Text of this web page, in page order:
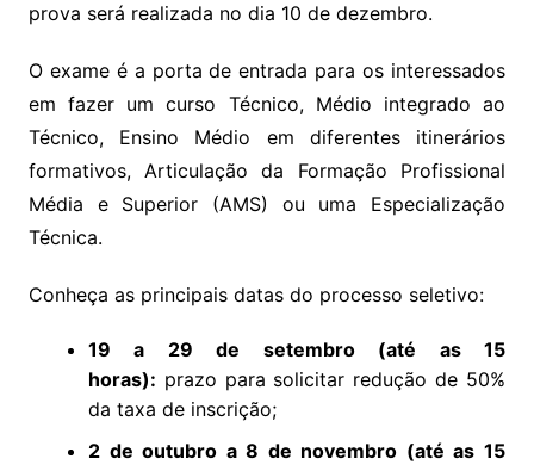
prova será realizada no dia 10 de dezembro.
O exame é a porta de entrada para os interessados
em fazer um curso Técnico, Médio integrado ao
Técnico, Ensino Médio em diferentes itinerários
formativos, Articulação da Formação Profissional
Média e Superior (AMS) ou uma Especialização
Técnica.
Conheça as principais datas do processo seletivo:
19 a 29 de setembro (até as 15
horas): prazo para solicitar redução de 50%
da taxa de inscrição;
2 de outubro a 8 de novembro (até as 15